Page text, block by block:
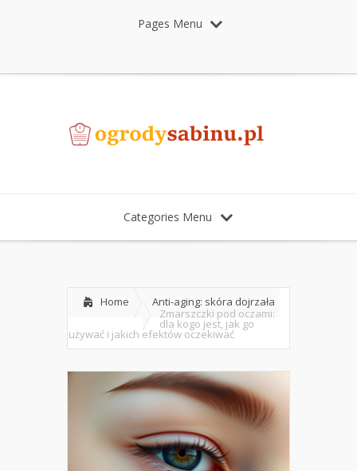
Pages Menu
Categories Menu
Home
Anti-aging: skóra dojrzała
Zmarszczki pod oczami:
dla kogo jest, jak go
używać i jakich efektów oczekiwać